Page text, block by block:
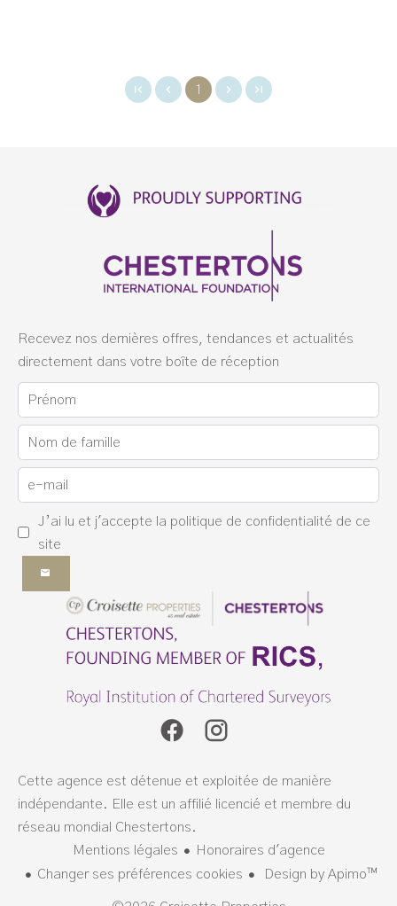
1
Recevez nos dernières offres, tendances et actualités
directement dans votre boîte de réception
J’ai lu et j'accepte la politique de confidentialité de ce
site
Cette agence est détenue et exploitée de manière
indépendante. Elle est un affilié licencié et membre du
réseau mondial Chestertons.
Mentions légales
Honoraires d'agence
Changer ses préférences cookies
Design by Apimo™